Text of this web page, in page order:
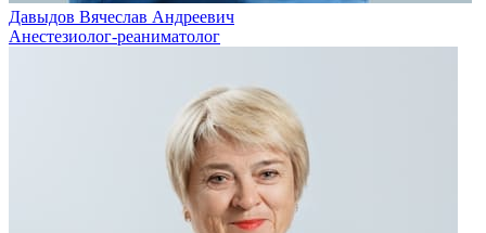
Давыдов Вячеслав Андреевич
Анестезиолог-реаниматолог